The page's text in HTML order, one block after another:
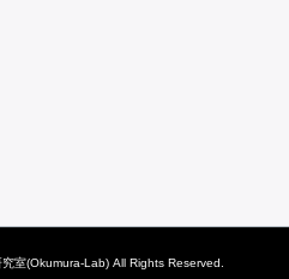
室(Okumura-Lab) All Rights Reserved.